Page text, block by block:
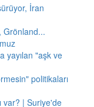
İran
Grönland...
yayılan "aşk ve
politikaları
var? | Suriye'de